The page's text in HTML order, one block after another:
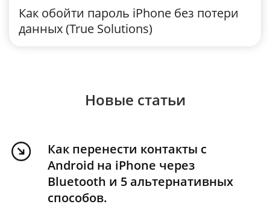
Как обойти пароль iPhone без потери
данных (True Solutions)
Новые статьи
Как перенести контакты с
Android на iPhone через
Bluetooth и 5 альтернативных
способов.